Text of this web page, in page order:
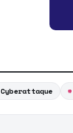
Cyberattaque